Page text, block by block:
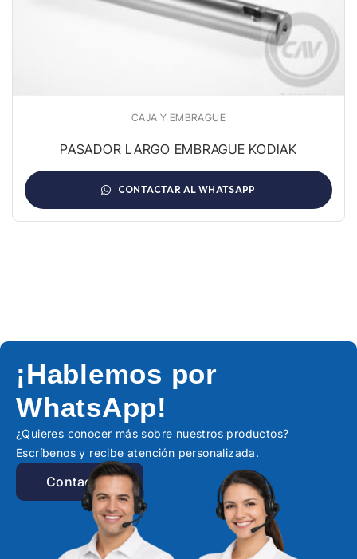
CAJA Y EMBRAGUE
PASADOR LARGO EMBRAGUE KODIAK
CONTACTAR AL WHATSAPP
¡Hablemos por
WhatsApp!
¿Quieres conocer más sobre nuestros productos?
Escríbenos y recibe atención personalizada.
Contactar!